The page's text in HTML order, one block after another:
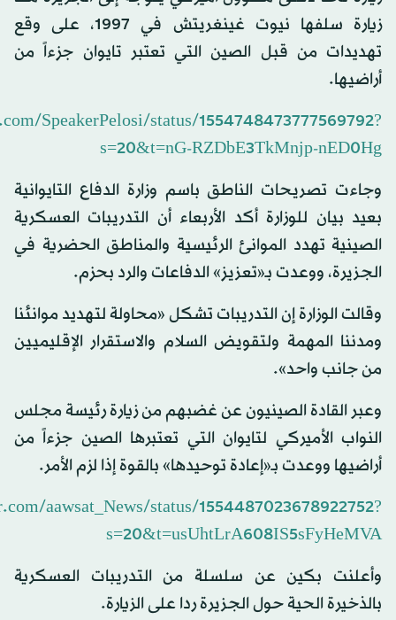
زيارة سلفها نيوت غينغريتش في 1997، على وقع
تهديدات من قبل الصين التي تعتبر تايوان جزءاً من
أراضيها.
SpeakerPelosi/status/1554748473777569792?
s=20&t=nG-RZDbE3TkMnjp-nED0Hg
وجاءت تصريحات الناطق باسم وزارة الدفاع التايوانية
بعيد بيان للوزارة أكد الأربعاء أن التدريبات العسكرية
الصينية تهدد الموانئ الرئيسية والمناطق الحضرية في
الجزيرة، ووعدت بـ«تعزيز» الدفاعات والرد بحزم.
وقالت الوزارة إن التدريبات تشكل «محاولة لتهديد موانئنا
ومدننا المهمة ولتقويض السلام والاستقرار الإقليميين
من جانب واحد».
وعبر القادة الصينيون عن غضبهم من زيارة رئيسة مجلس
النواب الأميركي لتايوان التي تعتبرها الصين جزءاً من
أراضيها ووعدت بـ«إعادة توحيدها» بالقوة إذا لزم الأمر.
aawsat_News/status/1554487023678922752?
s=20&t=usUhtLrA608IS5sFyHeMVA
وأعلنت بكين عن سلسلة من التدريبات العسكرية
بالذخيرة الحية حول الجزيرة ردا على الزيارة.